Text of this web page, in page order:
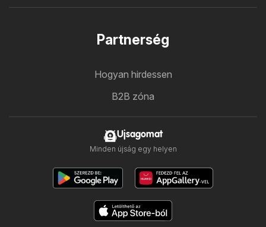
Partnerség
Hogyan hirdessen
B2B zóna
Ujsagomat
Minden újság egy helyen